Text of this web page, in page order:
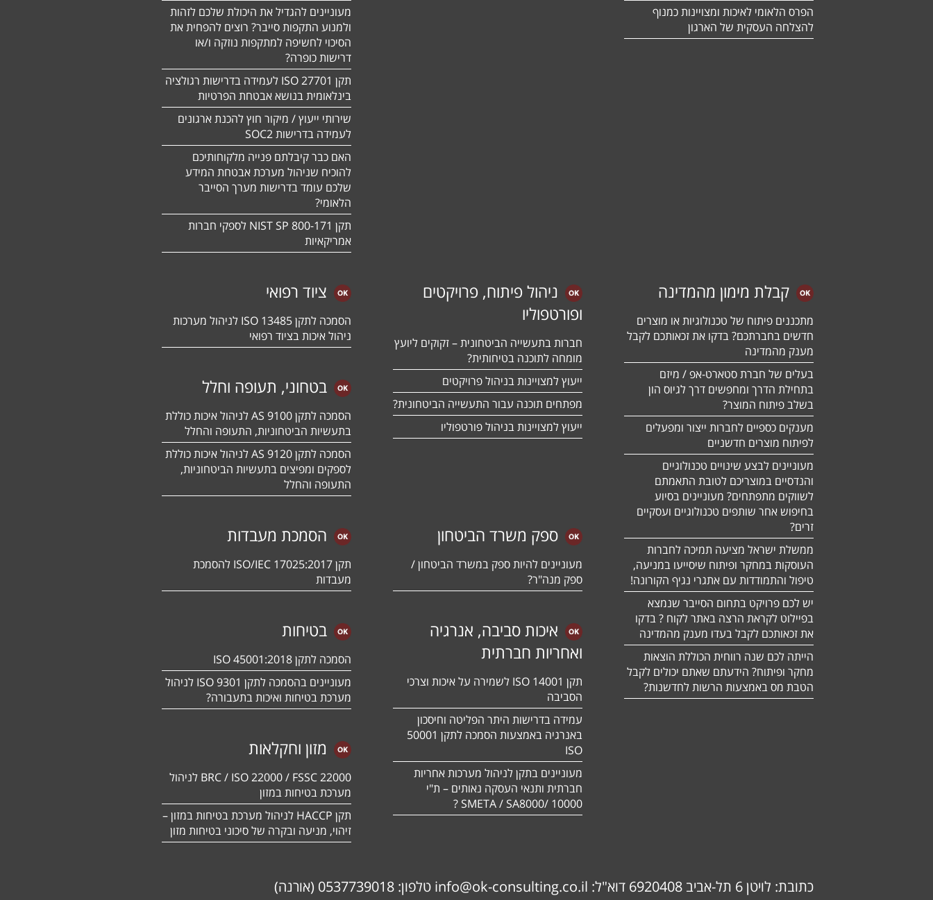
הפרס הלאומי לאיכות ומצויינות כמנוף
להצלחה העסקית של הארגון
מעוניינים להגדיל את היכולת שלכם לזהות
ולמנוע התקפות סייבר? רוצים להפחית את
הסיכוי לחשיפה למתקפות נוזקה ו/או
דרישות כופרה?
תקן 27701 ISO לעמידה בדרישות רגולציה
בינלאומית בנושא אבטחת הפרטיות
שירותי ייעוץ / מיקור חוץ להכנת ארגונים
לעמידה בדרישות SOC2
האם כבר קיבלתם פנייה מלקוחותיכם
להוכיח שניהול מערכת אבטחת המידע
שלכם עומד בדרישות מערך הסייבר
הלאומי?
תקן NIST SP 800-171 לספקי חברות
אמריקאיות
קבלת מימון מהמדינה
מתכננים פיתוח של טכנולוגיות או מוצרים
חדשים בחברתכם? בדקו את זכאותכם לקבל
מענק מהמדינה
בעלים של חברת סטארט-אפ / מיזם
בתחילת הדרך ומחפשים דרך לגיוס הון
בשלב פיתוח המוצר?
מענקים כספיים לחברות ייצור ומפעלים
לפיתוח מוצרים חדשניים
מעוניינים לבצע שינויים טכנולוגיים
והנדסיים במוצריכם לטובת התאמתם
לשווקים מתפתחים? מעוניינים בסיוע
בחיפוש אחר שותפים טכנולוגיים ועסקיים
זרים?
ממשלת ישראל מציעה תמיכה לחברות
העוסקות במחקר ופיתוח שיסייעו במניעה,
טיפול והתמודדות עם אתגרי נגיף הקורונה!
יש לכם פרויקט בתחום הסייבר שנמצא
בפיילוט לקראת הרצה באתר לקוח ? בדקו
את זכאותכם לקבל בעדו מענק מהמדינה
הייתה לכם שנה רווחית הכוללת הוצאות
מחקר ופיתוח? הידעתם שאתם יכולים לקבל
הטבת מס באמצעות הרשות לחדשנות?
ניהול פיתוח, פרויקטים
ופורטפוליו
חברות בתעשייה הביטחונית – זקוקים ליועץ
מומחה לתוכנה בטיחותית?
ייעוץ למצויינות בניהול פרויקטים
מפתחים תוכנה עבור התעשייה הביטחונית?
ייעוץ למצויינות בניהול פורטפוליו
ציוד רפואי
הסמכה לתקן 13485 ISO לניהול מערכות
ניהול איכות בציוד רפואי
בטחוני, תעופה וחלל
הסמכה לתקן 9100 AS לניהול איכות כוללת
בתעשיות הביטחוניות, התעופה והחלל
הסמכה לתקן 9120 AS לניהול איכות כוללת
לספקים ומפיצים בתעשיות הביטחוניות,
התעופה והחלל
ספק משרד הביטחון
מעוניינים להיות ספק במשרד הביטחון /
ספק מנה"ר?
הסמכת מעבדות
תקן ISO/IEC 17025:2017 להסמכת
מעבדות
איכות סביבה, אנרגיה
ואחריות חברתית
תקן ISO 14001 לשמירה על איכות וצרכי
הסביבה
עמידה בדרישות היתר הפליטה וחיסכון
באנרגיה באמצעות הסמכה לתקן 50001
ISO
מעוניינים בתקן לניהול מערכות אחריות
חברתית ותנאי העסקה נאותים – ת"י
10000 /SMETA / SA8000 ?
בטיחות
הסמכה לתקן ISO 45001:2018
מעוניינים בהסמכה לתקן ISO 9301 לניהול
מערכת בטיחות ואיכות בתעבורה?
מזון וחקלאות
BRC / ISO 22000 / FSSC 22000 לניהול
מערכת בטיחות במזון
תקן HACCP לניהול מערכת בטיחות במזון –
זיהוי, מניעה ובקרה של סיכוני בטיחות מזון
כתובת: לויטן 6 תל-אביב 6920408 דוא"ל: info@ok-consulting.co.il טלפון: 0537739018 (אורנה)